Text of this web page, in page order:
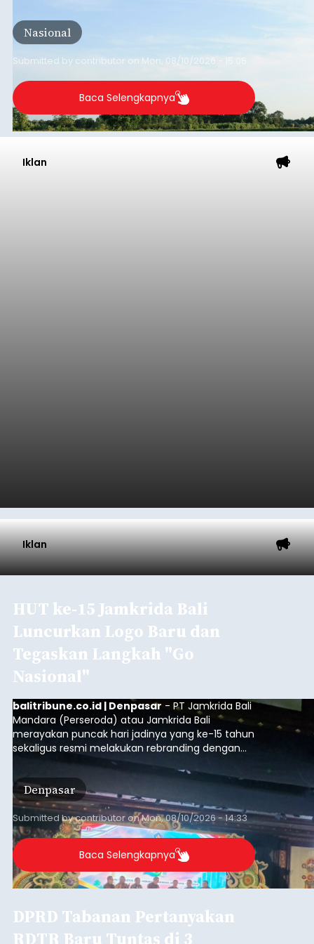
yang belum banyak dicermati adalah dari mana
sumber susu yang digunakan.
Nasional
Submitted by contributor on Mon, 08/10/2026 - 15:05
Baca Selengkapnya
Iklan
Iklan